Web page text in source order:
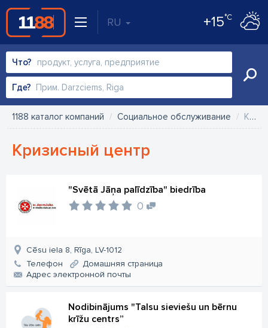
RU +15°C
Что?
Где?
1188 каталог компаний Социальное обслуживание Кризисный центр
Кризисный центр
"Svētā Jāņa palīdzība" biedrība
0
Cēsu iela 8, Rīga, LV-1012
Телефон
Домашняя страница
Aдрес электронной почты
Nodibinājums "Talsu sieviešu un bērnu
krīžu centrs”